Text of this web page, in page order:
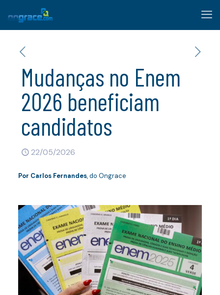
Mudanças no Enem
2026 beneficiam
candidatos
22/05/2026
Por Carlos Fernandes, do Ongrace